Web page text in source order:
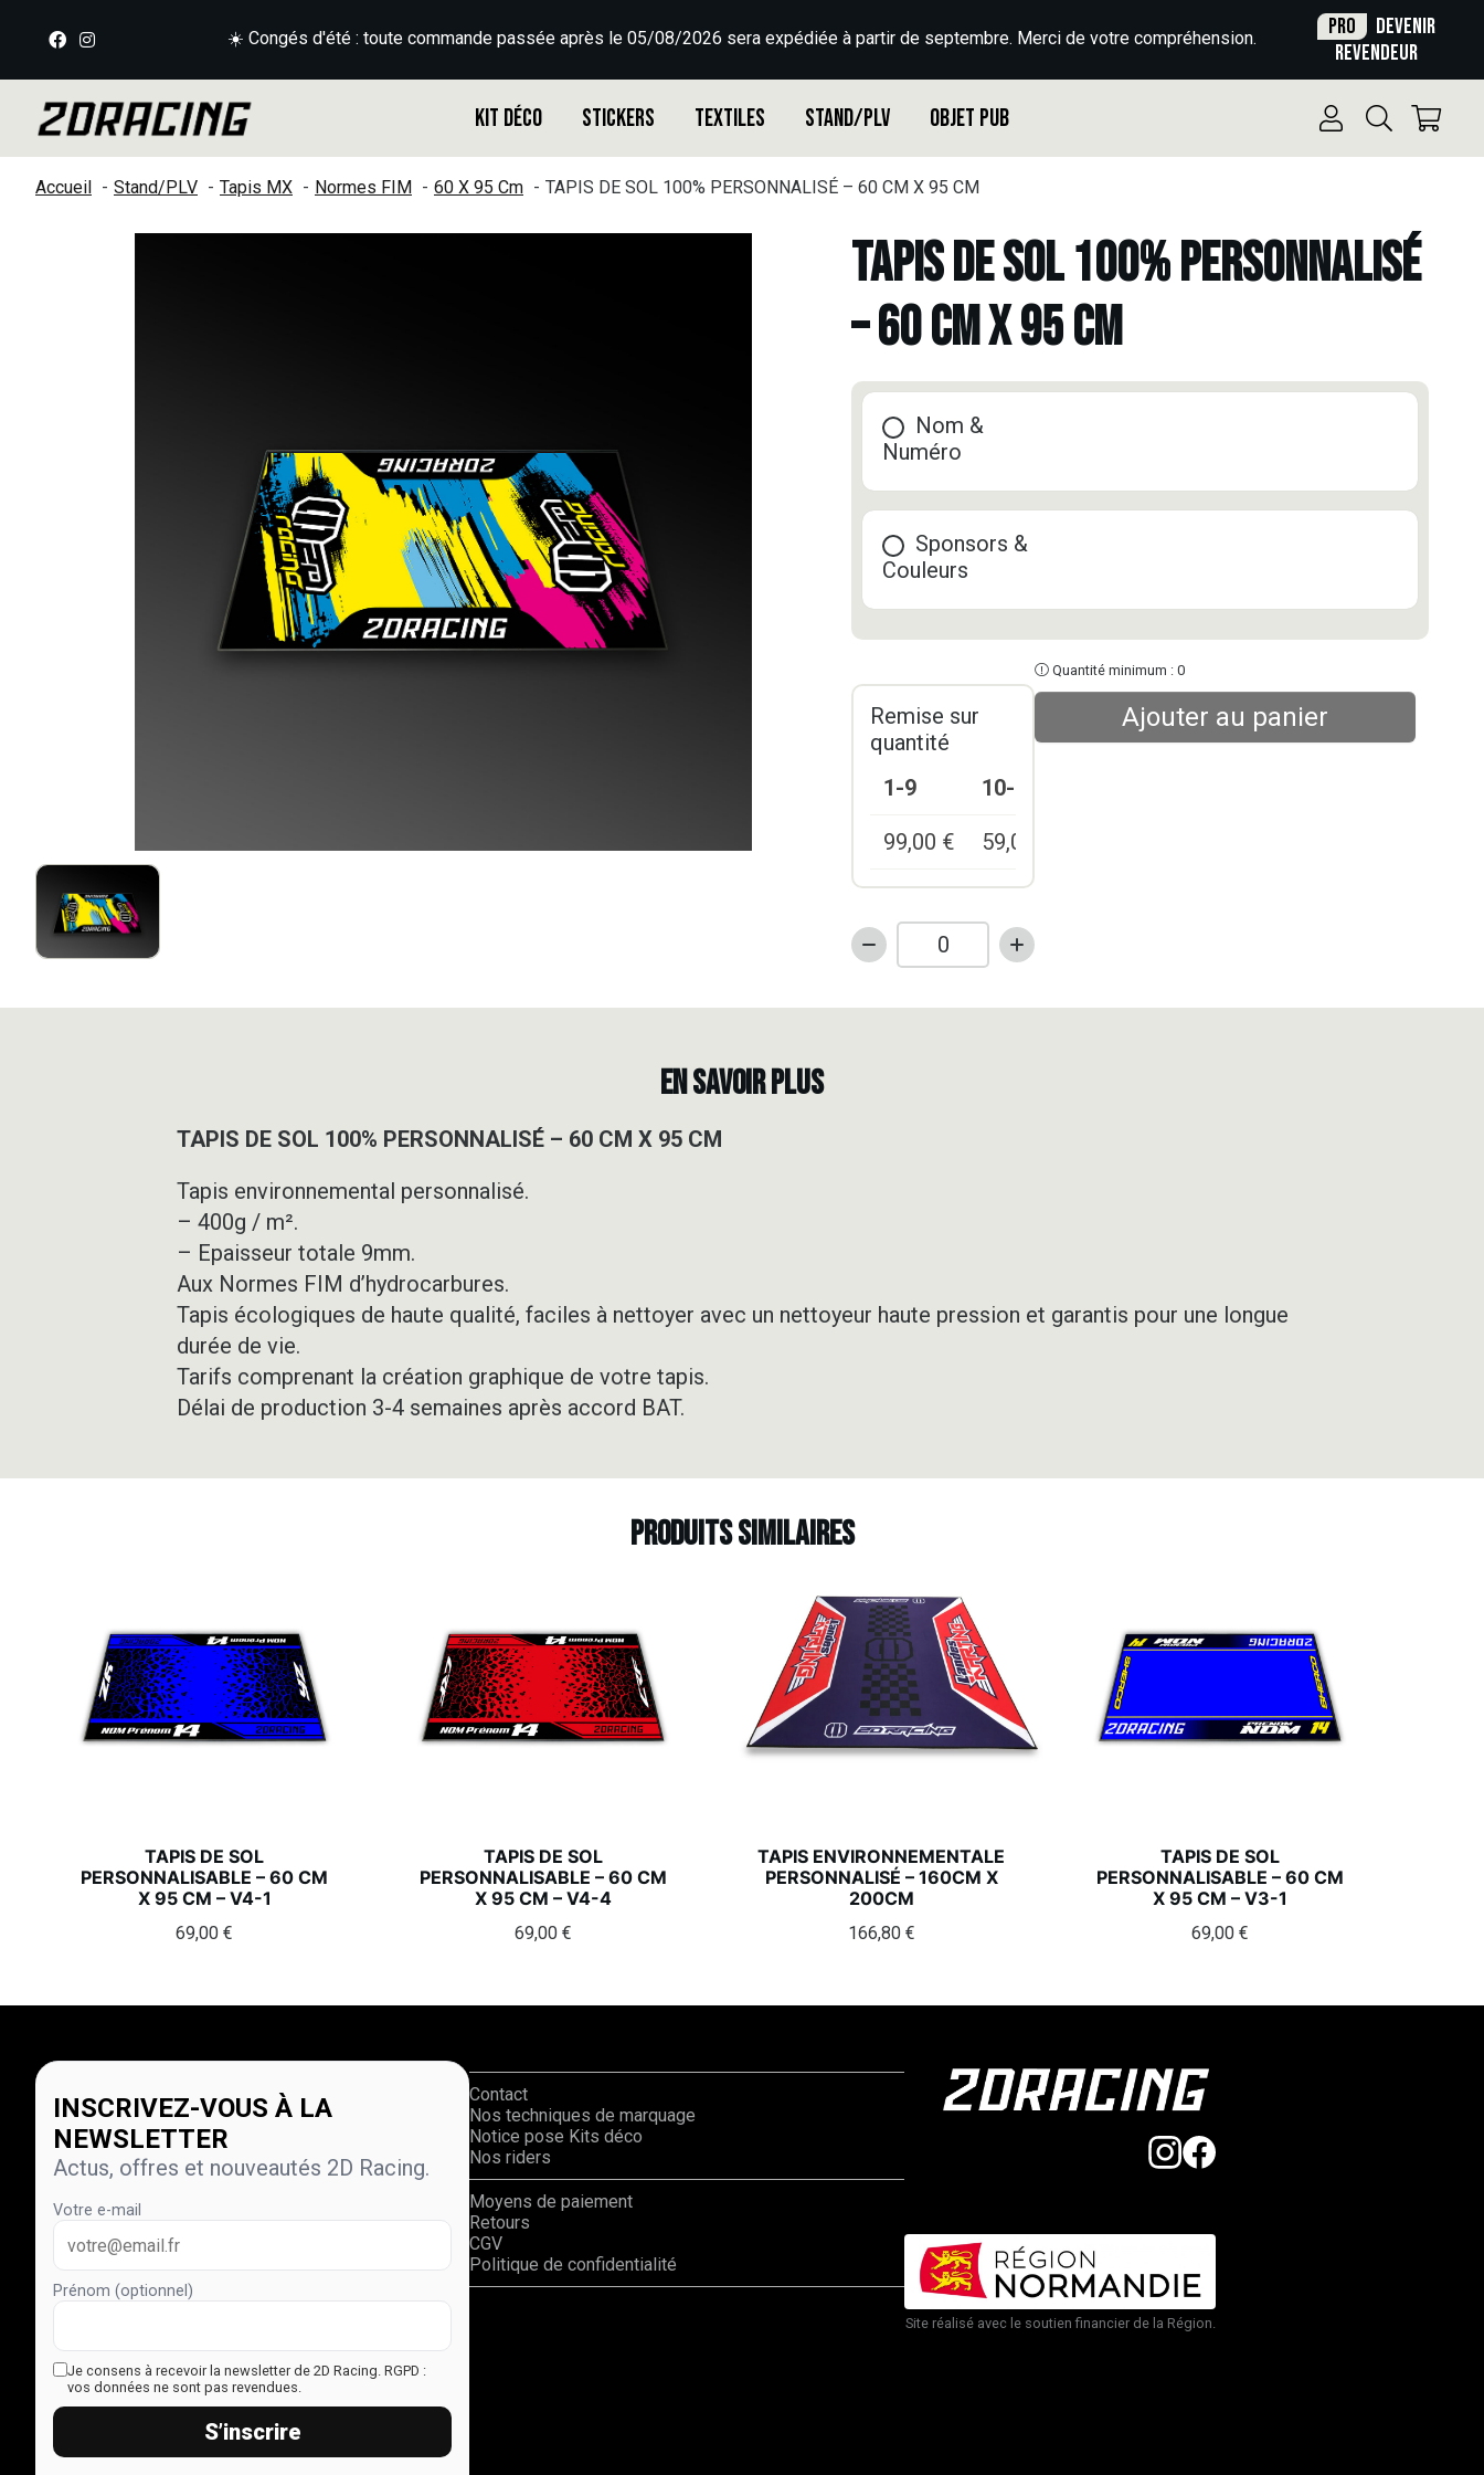
☀️ Congés d'été : toute commande passée après le 05/08/2026 sera expédiée à partir de septembre. Merci de votre compréhension. Pro
Devenir
revendeur
Kit déco Stickers Textiles Stand/PLV Objet Pub
Accueil Stand/PLV Tapis MX Normes FIM 60 X 95 Cm TAPIS DE SOL 100% PERSONNALISÉ – 60 CM X 95 CM
TAPIS DE SOL 100% PERSONNALISÉ
– 60 CM X 95 CM
Nom &
Numéro
Sponsors &
Couleurs
Remise sur
quantité
1-9
10-24
99,00 € 59,00
quantité
TAPIS
Quantité minimum : 0
Ajouter au panier
EN SAVOIR PLUS
TAPIS DE SOL 100% PERSONNALISÉ – 60 CM X 95 CM
Tapis environnemental personnalisé.
– 400g / m².
– Epaisseur totale 9mm.
Aux Normes FIM d’hydrocarbures.
Tapis écologiques de haute qualité, faciles à nettoyer avec un nettoyeur haute pression et garantis pour une longue
durée de vie.
Tarifs comprenant la création graphique de votre tapis.
Délai de production 3-4 semaines après accord BAT.
Produits similaires
TAPIS DE SOL
PERSONNALISABLE – 60 CM
X 95 CM – V4-1
69,00€
TAPIS DE SOL
PERSONNALISABLE – 60 CM
X 95 CM – V4-4
69,00 €
TAPIS ENVIRONNEMENTALE
PERSONNALISÉ – 160CM X
200CM
166,80 €
TAPIS DE SOL
PERSONNALISABLE – 60 CM
X 95 CM – V3-1
69,00 €
INSCRIVEZ-VOUS À LA
NEWSLETTER
Actus, offres et nouveautés 2D Racing.
Votre e-mail
Prénom (optionnel)
Je consens à recevoir la newsletter de 2D Racing. RGPD :
vos données ne sont pas revendues.
S’inscrire
Contact
Nos techniques de marquage
Notice pose Kits déco
Nos riders
Moyens de paiement
Retours
CGV
Politique de confidentialité
Site réalisé avec le soutien financier de la Région.